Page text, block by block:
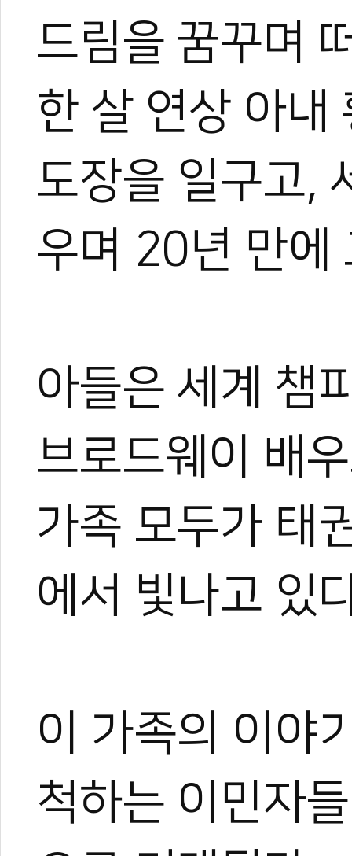
드림을 꿈꾸며
한 살 연상 아내
도장을 일구고,
우며 20년 만에
아들은 세계 챔
브로드웨이 배
가족 모두가 태
에서 빛나고 있
이 가족의 이야
척하는 이민자